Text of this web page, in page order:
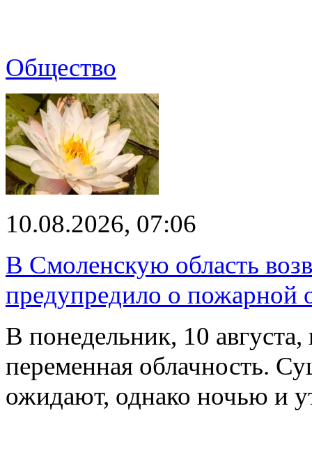
Общество
10.08.2026, 07:06
В Смоленскую область
предупредило о пожарной
В понедельник, 10
переменная облачность.
ожидают, однако ночью и